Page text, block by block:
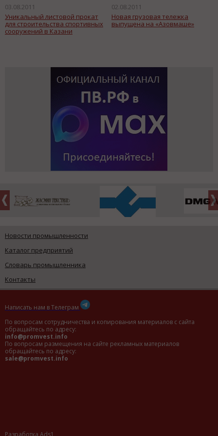
03.08.2011
Уникальный листовой прокат
для строительства спортивных
сооружений в Казани
02.08.2011
Новая грузовая тележка
выпущена на «Азовмаше»
Новости промышленности
Каталог предприятий
Словарь промышленника
Контакты
Написать нам в Телеграм
По вопросам сотрудничества и копирования материалов с сайта
обращайтесь по адресу:
info@promvest.info
По вопросам размещения на сайте рекламных материалов
обращайтесь по адресу:
sale@promvest.info
Разработка Ads1